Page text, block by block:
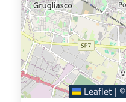
Leaflet | ©